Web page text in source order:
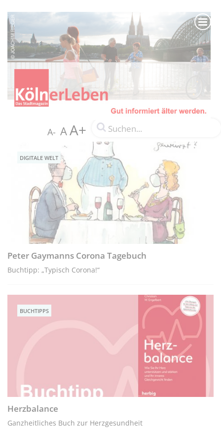
A- AA+
DIGITALE WELT
Peter Gaymanns Corona Tagebuch
Buchtipp: „Typisch Corona!“
BUCHTIPPS
Herzbalance
Ganzheitliches Buch zur Herzgesundheit